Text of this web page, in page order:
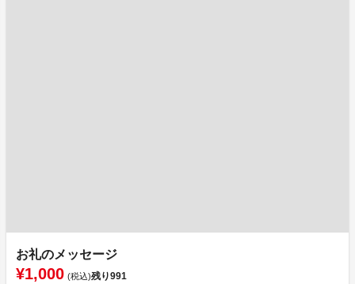
お礼のメッセージ
¥1,000 (税込)残り991